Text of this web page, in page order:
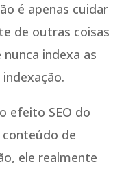
é apenas cuidar
de outras coisas
indexa as
efeito SEO do
de
ele realmente